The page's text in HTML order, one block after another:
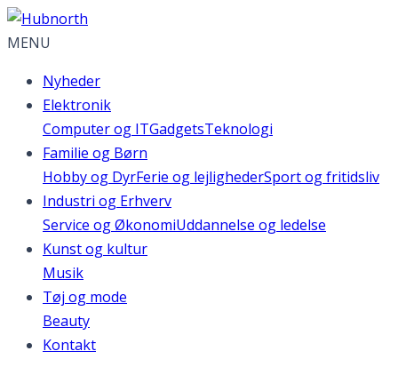
MENU
Nyheder
Elektronik
Computer og ITGadgetsTeknologi
Familie og Børn
Hobby og DyrFerie og lejlighederSport og fritidsliv
Industri og Erhverv
Service og ØkonomiUddannelse og ledelse
Kunst og kultur
Musik
Tøj og mode
Beauty
Kontakt